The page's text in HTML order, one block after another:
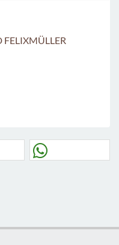
FELIXMÜLLER